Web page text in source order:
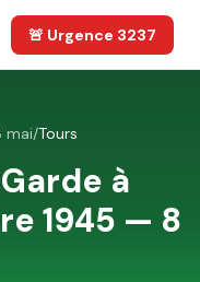
🚨 Urgence 3237
mai/Tours
à
1945 — 8